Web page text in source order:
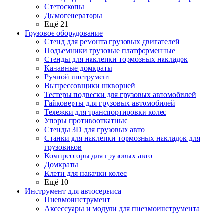
Стетоскопы
Дымогенераторы
Ещё 21
Грузовое оборудование
Стенд для ремонта грузовых двигателей
Подъемники грузовые платформенные
Стенды для наклепки тормозных накладок
Канавные домкраты
Ручной инструмент
Выпрессовщики шкворней
Тестеры подвески для грузовых автомобилей
Гайковерты для грузовых автомобилей
Тележки для транспортировки колес
Упоры противооткатные
Стенды 3D для грузовых авто
Станки для наклепки тормозных накладок для
грузовиков
Компрессоры для грузовых авто
Домкраты
Клети для накачки колес
Ещё 10
Инструмент для автосервиса
Пневмоинструмент
Аксессуары и модули для пневмоинструмента